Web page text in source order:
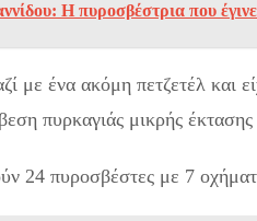
H πυροσβέστρια που
με ένα ακόμη πετζετέλ και
πυρκαγιάς μικρής
24 πυροσβέστες με 7